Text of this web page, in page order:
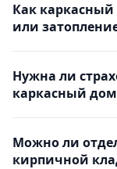
Как
или
Нужна ли
каркасный
Можно ли
кирпичной